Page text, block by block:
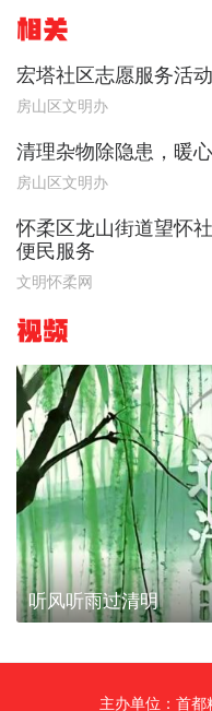
相关
宏塔社区志愿服务活
房山区文明办
清理杂物除隐患，暖
房山区文明办
怀柔区龙山街道望怀
便民服务
文明怀柔网
视频
听风听雨过清明
主办单位：首